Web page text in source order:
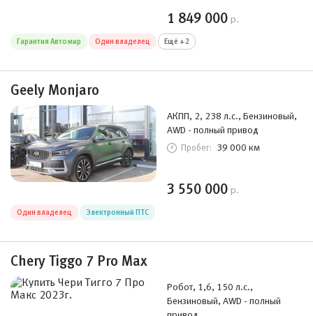
1 849 000 р.
Гарантия Автомир Один владелец Ещё +2
Geely Monjaro
АКПП, 2, 238 л.с., Бензиновый,
AWD - полный привод
Пробег: 39 000 км
3 550 000 р.
Один владелец Электронный ПТС
Chery Tiggo 7 Pro Max
Робот, 1,6, 150 л.с.,
Бензиновый, AWD - полный